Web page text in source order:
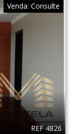
REF 4826
Venda: Consulte